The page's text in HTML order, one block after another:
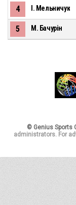
4 І. Мельничук
5 М. Бачурін
© Genius Sports
administrators. For